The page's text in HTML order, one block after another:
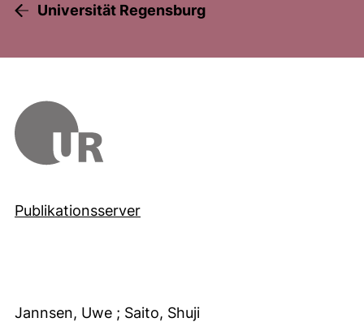
Universität Regensburg
Publikationsserver
Jannsen, Uwe ; Saito, Shuji